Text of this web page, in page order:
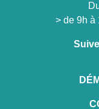
> de 9h à